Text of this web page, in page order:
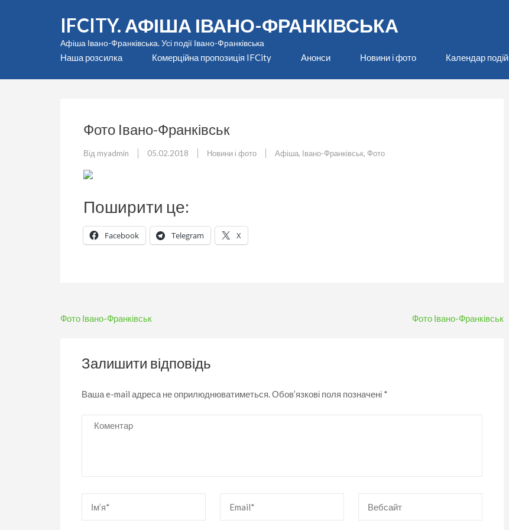
IFCITY. АФІША ІВАНО-ФРАНКІВСЬКА
Афіша Івано-Франківська. Усі події Івано-Франківська
Наша розсилка Комерційна пропозиція IFCity Анонси Новини і фото Календар подій
Фото Івано-Франківськ
Від myadmin 05.02.2018 Новини і фото Афіша, Івано-Франківськ, Фото
Поширити це:
Facebook Telegram X
Навігація
Фото Івано-Франківськ Фото Івано-Франківськ
Залишити відповідь
Ваша e-mail адреса не оприлюднюватиметься.Обов’язкові поля позначені *
Коментар